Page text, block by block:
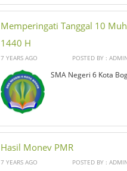
Memperingati Tanggal 10
1440 H
7 YEARS AGO POSTED BY :
SMA Negeri 6 Kota
Hasil Monev PMR
7 YEARS AGO POSTED BY :